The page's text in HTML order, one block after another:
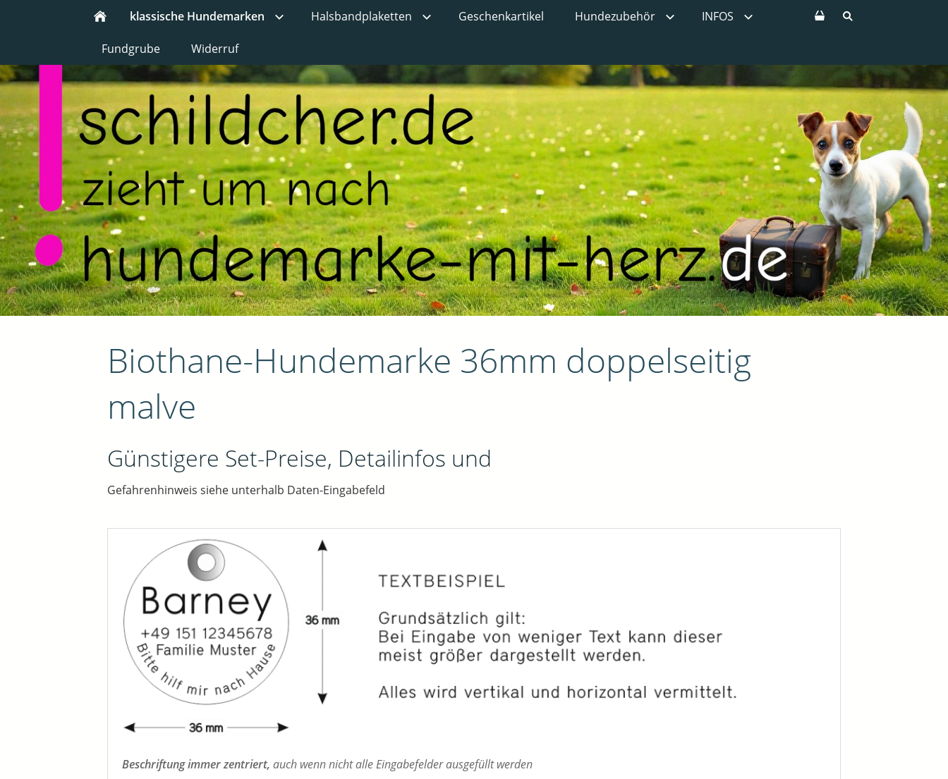
klassische Hundemarken Halsbandplaketten Geschenkartikel Hundezubehör INFOS
Fundgrube Widerruf
Biothane-Hundemarke 36mm doppelseitig
malve
Günstigere Set-Preise, Detailinfos und
Gefahrenhinweis siehe unterhalb Daten-Eingabefeld
Beschriftung immer zentriert, auch wenn nicht alle Eingabefelder ausgefüllt werden